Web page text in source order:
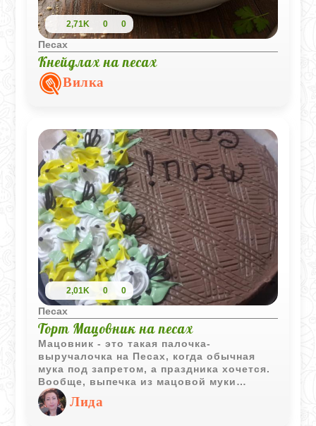
2,71K 0 0
Песах
Кнейдлах на песах
Вилка
2,01K 0 0
Песах
Торт Мацовник на песах
Мацовник - это такая палочка-
выручалочка на Песах, когда обычная
мука под запретом, а праздника хочется.
Вообще, выпечка из мацовой муки
бывает капризной и суховатой, но тут
секрет в лимонном соке и тертом
шоколаде - они дают и аромат, и
Лида